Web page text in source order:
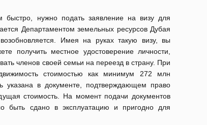
быстро, нужно подать заявление на визу для
Департаментом земельных ресурсов Дубая
Имея на руках такую визу, вы
получить местное удостоверение личности,
членов своей семьи на переезд в страну. При
стоимостью как минимум 272 млн
в документе, подтверждающем право
стоимость. На момент подачи документов
быть сдано в эксплуатацию и пригодно для